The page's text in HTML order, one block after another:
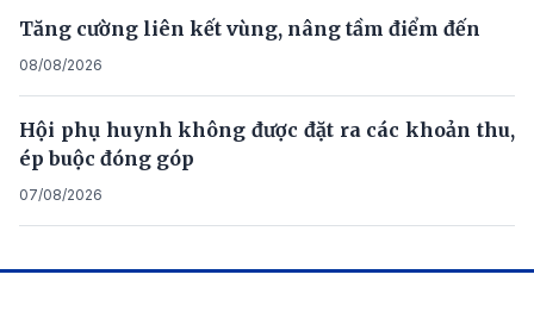
Tăng cường liên kết vùng, nâng tầm điểm đến
08/08/2026
Hội phụ huynh không được đặt ra các khoản thu,
ép buộc đóng góp
07/08/2026